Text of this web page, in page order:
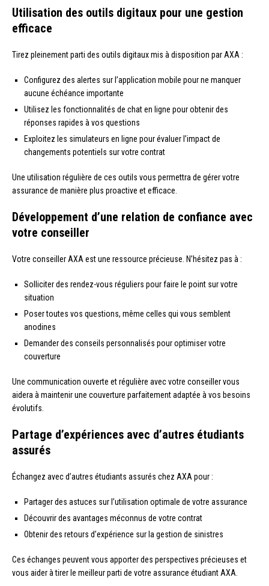
Utilisation des outils digitaux pour une gestion
efficace
Tirez pleinement parti des outils digitaux mis à disposition par AXA :
Configurez des alertes sur l’application mobile pour ne manquer
aucune échéance importante
Utilisez les fonctionnalités de chat en ligne pour obtenir des
réponses rapides à vos questions
Exploitez les simulateurs en ligne pour évaluer l’impact de
changements potentiels sur votre contrat
Une utilisation régulière de ces outils vous permettra de gérer votre
assurance de manière plus proactive et efficace.
Développement d’une relation de confiance avec
votre conseiller
Votre conseiller AXA est une ressource précieuse. N’hésitez pas à :
Solliciter des rendez-vous réguliers pour faire le point sur votre
situation
Poser toutes vos questions, même celles qui vous semblent
anodines
Demander des conseils personnalisés pour optimiser votre
couverture
Une communication ouverte et régulière avec votre conseiller vous
aidera à maintenir une couverture parfaitement adaptée à vos besoins
évolutifs.
Partage d’expériences avec d’autres étudiants
assurés
Échangez avec d’autres étudiants assurés chez AXA pour :
Partager des astuces sur l’utilisation optimale de votre assurance
Découvrir des avantages méconnus de votre contrat
Obtenir des retours d’expérience sur la gestion de sinistres
Ces échanges peuvent vous apporter des perspectives précieuses et
vous aider à tirer le meilleur parti de votre assurance étudiant AXA.